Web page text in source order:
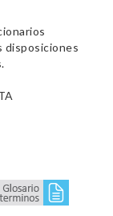
disposiciones